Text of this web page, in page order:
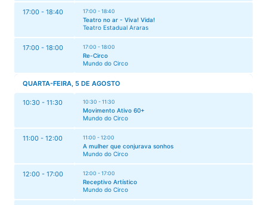
17:00 - 18:40 17:00 - 18:40
Teatro no ar - Viva! Vida!
Teatro Estadual Araras
17:00 - 18:00 17:00 - 18:00
Re-Circo
Mundo do Circo
QUARTA-FEIRA, 5 DE AGOSTO
10:30 - 11:30 10:30 - 11:30
Movimento Ativo 60+
Mundo do Circo
11:00 - 12:00 11:00 - 12:00
A mulher que conjurava sonhos
Mundo do Circo
12:00 - 17:00 12:00 - 17:00
Receptivo Artístico
Mundo do Circo